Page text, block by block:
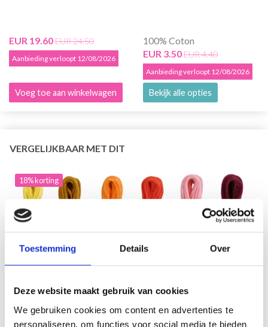
Toestemming Details Over
Deze website maakt gebruik van cookies
We gebruiken cookies om content en advertenties te
personaliseren, om functies voor social media te bieden
EUR 19.60EUR 24.50
Aanbieding verloopt 12/08/2026
Voeg toe aan winkelwagen
100% Coton
EUR 3.50EUR 4.40
Aanbieding verloopt 12/08/2026
Bekijk alle opties
VERGELIJKBAAR MET DIT
18% korting